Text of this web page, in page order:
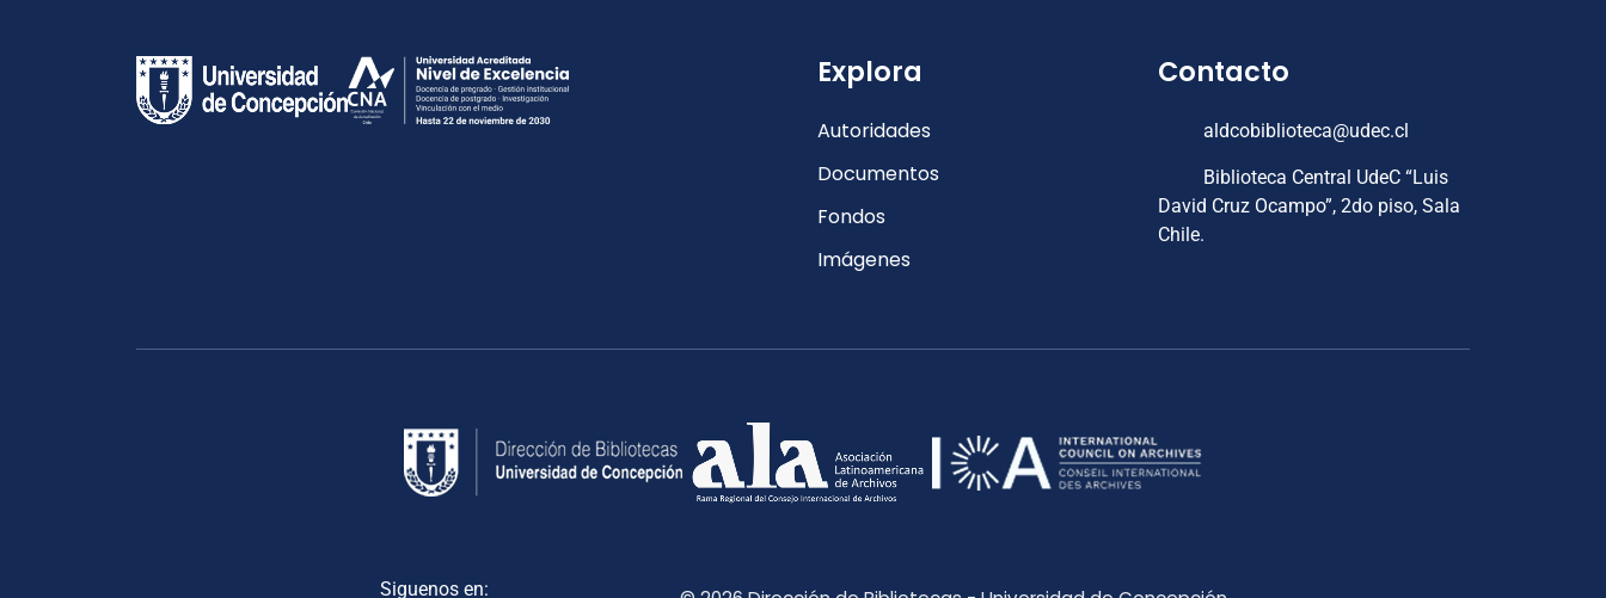
Explora
Autoridades
Documentos
Fondos
Imágenes
Contacto
aldcobiblioteca@udec.cl
Biblioteca Central UdeC “Luis
David Cruz Ocampo”, 2do piso, Sala
Chile.
Siguenos en: